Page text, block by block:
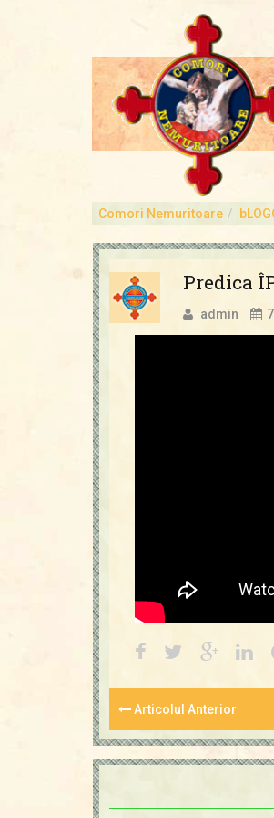
Comori Nemuritoare
Predica
admin
Articolul Anterior